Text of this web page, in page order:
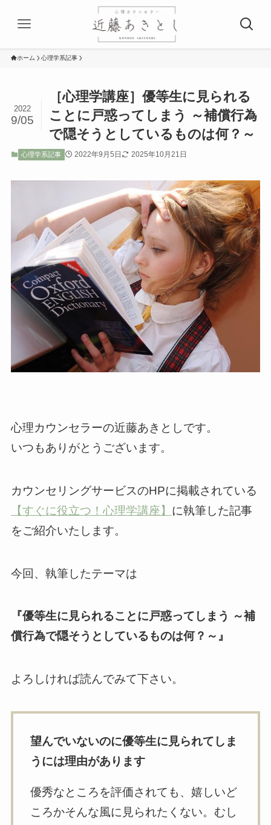
ホーム 心理学系記事
［心理学講座］優等生に見られる
ことに戸惑ってしまう ～補償行為
で隠そうとしているものは何？～
2022
9/05
心理学系記事 2022年9月5日 2025年10月21日
心理カウンセラーの近藤あきとしです。
いつもありがとうございます。
カウンセリングサービスのHPに掲載されている
【すぐに役立つ！心理学講座】 に執筆した記事
をご紹介いたします。
今回、執筆したテーマは
『優等生に見られることに戸惑ってしまう ～補
償行為で隠そうとしているものは何？～』
よろしければ読んでみて下さい。
望んでいないのに優等生に見られてしま
うには理由があります
優秀なところを評価されても、嬉しいど
ころかそんな風に見られたくない。むし